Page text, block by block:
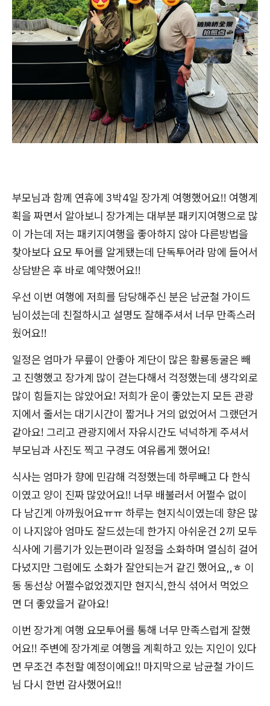
부모님과 함께 연휴에 3박4일 장가계 여행했어요!! 여행계
획을 짜면서 알아보니 장가계는 대부분 패키지여행으로 많
이 가는데 저는 패키지여행을 좋아하지 않아 다른방법을
찾아보다 요모 투어를 알게됐는데 단독투어라 맘에 들어서
상담받은 후 바로 예약했어요!!
우선 이번 여행에 저희를 담당해주신 분은 남균철 가이드
님이셨는데 친절하시고 설명도 잘해주셔서 너무 만족스러
웠어요!!
일정은 엄마가 무릎이 안좋아 계단이 많은 황룡동굴은 빼
고 진행했고 장가계 많이 걷는다해서 걱정했는데 생각외로
많이 힘들지는 않았어요! 저희가 운이 좋았는지 모든 관광
지에서 줄서는 대기시간이 짧거나 거의 없었어서 그랬던거
같아요! 그리고 관광지에서 자유시간도 넉넉하게 주셔서
부모님과 사진도 찍고 구경도 여유롭게 했어요!
식사는 엄마가 향에 민감해 걱정했는데 하루빼고 다 한식
이였고 양이 진짜 많았어요!! 너무 배불러서 어쩔수 없이
다 남긴게 아까웠어요ㅠㅠ 하루는 현지식이였는데 향은 많
이 나지않아 엄마도 잘드셨는데 한가지 아쉬운건 2끼 모두
식사에 기름기가 있는편이라 일정을 소화하며 열심히 걸어
다녔지만 그럼에도 소화가 잘안되는거 같긴 했어요,,ㅎ 이
동 동선상 어쩔수없었겠지만 현지식,한식 섞어서 먹었으
면 더 좋았을거 같아요!
이번 장가계 여행 요모투어를 통해 너무 만족스럽게 잘했
어요!! 주변에 장가계로 여행을 계획하고 있는 지인이 있다
면 무조건 추천할 예정이에요!! 마지막으로 남균철 가이드
님 다시 한번 감사했어요!!